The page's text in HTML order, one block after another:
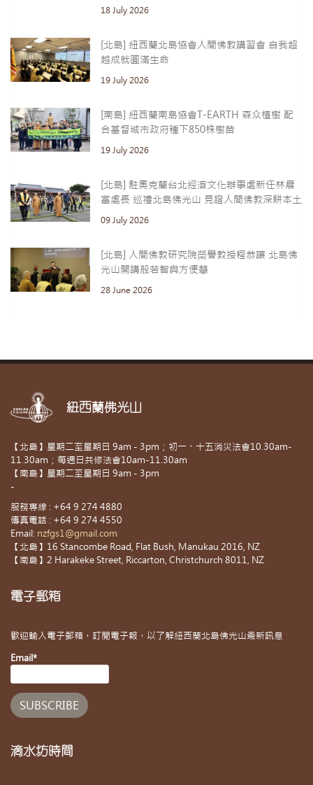
18 July 2026
[北島] 紐西蘭北島協會人間佛教講習會 自我超
越成就圓滿生命
19 July 2026
[南島] 紐西蘭南島協會T-EARTH 森众植樹 配
合基督城市政府種下850株樹苗
19 July 2026
[北島] 駐奧克蘭台北經濟文化辦事處新任林晨
富處長 巡禮北島佛光山 見證人間佛教深耕本土
09 July 2026
[北島] 人間佛教研究院榮譽教授程恭讓 北島佛
光山開講般若智與方便慧
28 June 2026
紐西蘭佛光山
【北島】星期二至星期日 9am - 3pm；初一、十五消災法會10.30am-
11.30am；每週日共修法會10am-11.30am
【南島】星期二至星期日 9am - 3pm
-
服務專線 : +64 9 274 4880
傳真電話 : +64 9 274 4550
Email: nzfgs1@gmail.com
【北島】16 Stancombe Road, Flat Bush, Manukau 2016, NZ
【南島】2 Harakeke Street, Riccarton, Christchurch 8011, NZ
電子郵箱
歡迎輸入電子郵箱，訂閱電子報，以了解紐西蘭北島佛光山最新訊息
Email*
滴水坊時間